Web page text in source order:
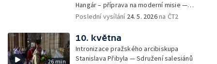
Hangár – příprava na moderní misie —
Opavská Kavárna pro radost
Poslední vysílání 24. 5. 2026na ČT2
26 min
10. května
Intronizace pražského arcibiskupa
Stanislava Přibyla — Sdružení salesiánů